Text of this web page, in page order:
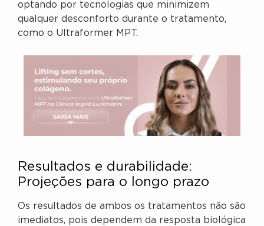
optando por tecnologias que minimizem
qualquer desconforto durante o tratamento,
como o Ultraformer MPT.
Resultados e durabilidade:
Projeções para o longo prazo
Os resultados de ambos os tratamentos não são
imediatos, pois dependem da resposta biológica